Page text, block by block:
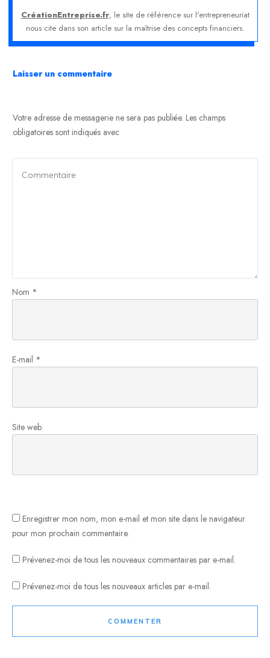
CréationEntreprise.fr, le site de référence sur l'entrepreneuriat
nous cite dans son article sur la maîtrise des concepts financiers.
Laisser un commentaire
Votre adresse de messagerie ne sera pas publiée. Les champs
obligatoires sont indiqués avec
Nom *
E-mail *
Site web
Enregistrer mon nom, mon e-mail et mon site dans le navigateur
pour mon prochain commentaire.
Prévenez-moi de tous les nouveaux commentaires par e-mail.
Prévenez-moi de tous les nouveaux articles par e-mail.
COMMENTER